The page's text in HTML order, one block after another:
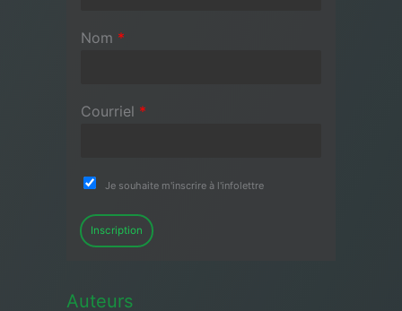
Nom *
Courriel *
Je souhaite m'inscrire à l'infolettre
Inscription
Auteurs